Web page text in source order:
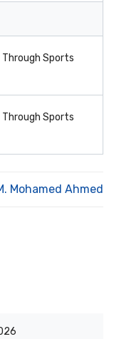
Through Sports
Through Sports
Mohamed Ahmed